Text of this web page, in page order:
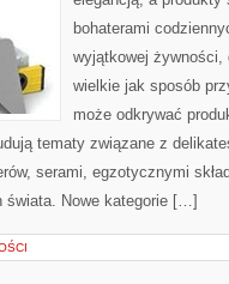
bohaterami
wyjątkowej żywności,
wielkie jak sposób
może odkrywać
tematy związane z
serami, egzotycznymi
świata. Nowe kategorie […]